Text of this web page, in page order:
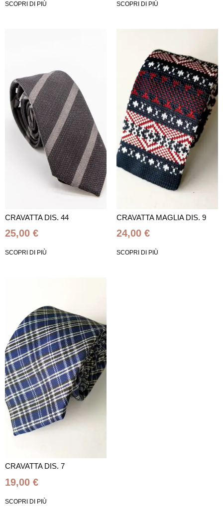
SCOPRI DI PIÙ SCOPRI DI PIÙ
CRAVATTA DIS. 44
25,00 €
SCOPRI DI PIÙ
CRAVATTA MAGLIA DIS. 9
24,00 €
SCOPRI DI PIÙ
CRAVATTA DIS. 7
19,00 €
SCOPRI DI PIÙ